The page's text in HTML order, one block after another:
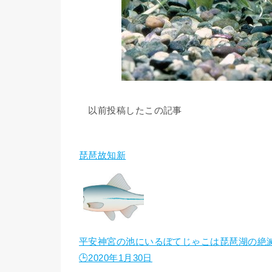
以前投稿したこの記事
琵琶故知新
平安神宮の池にいるぼてじゃこは琵琶湖の絶
🕒️2020年1月30日